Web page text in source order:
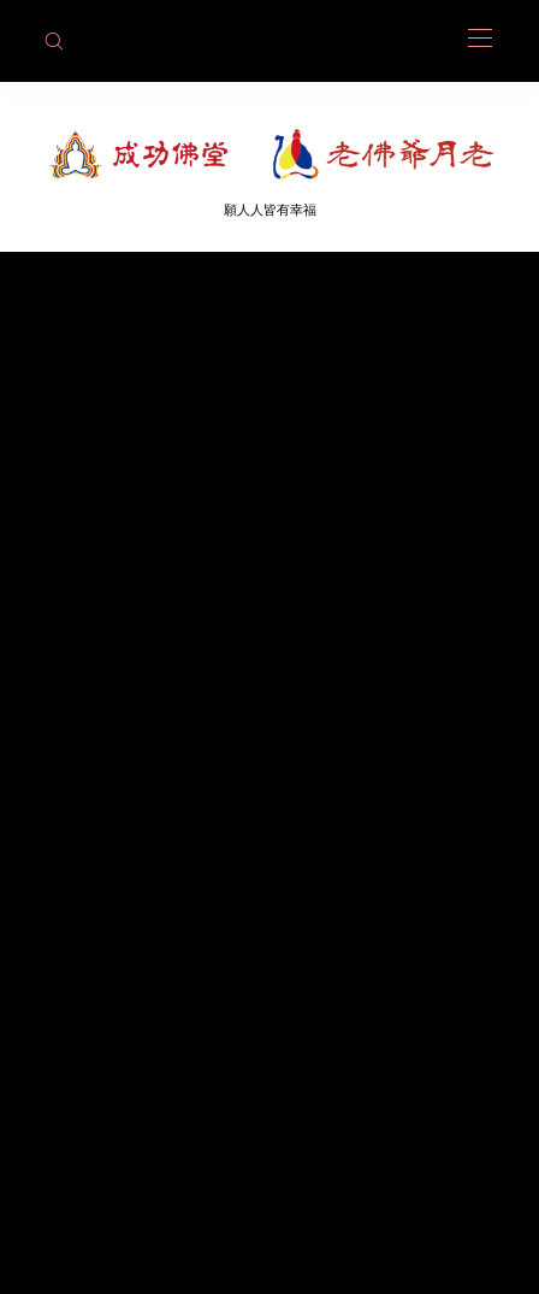
願人人皆有幸福